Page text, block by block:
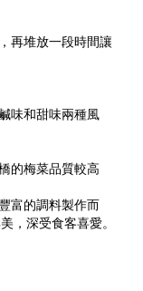
再堆放一段時間讓
味和甜味兩種風
的梅菜品質較高
富的調料製作而
，深受食客喜愛。